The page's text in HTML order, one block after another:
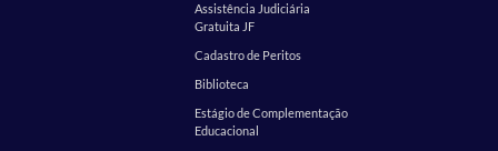
Assistência Judiciária
Gratuita JF
Cadastro de Peritos
Biblioteca
Estágio de Complementação
Educacional